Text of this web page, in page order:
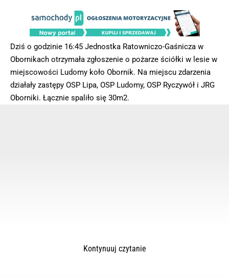
Dziś o godzinie 16:45 Jednostka Ratowniczo-Gaśnicza w
Obornikach otrzymała zgłoszenie o pożarze ściółki w lesie w
miejscowości Ludomy koło Obornik. Na miejscu zdarzenia
działały zastępy OSP Lipa, OSP Ludomy, OSP Ryczywół i JRG
Oborniki. Łącznie spaliło się 30m2.
Kontynuuj czytanie